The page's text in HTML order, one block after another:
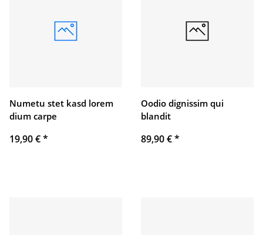
Numetu stet kasd lorem
dium carpe
19,90 €*
Oodio dignissim qui
blandit
89,90 €*